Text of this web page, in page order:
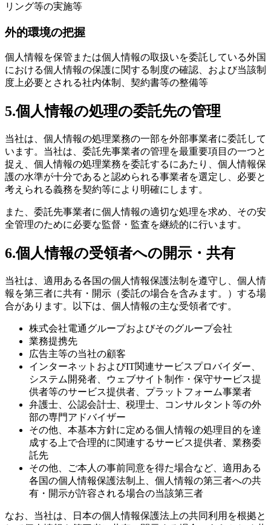
リング等の実施等
外的環境の把握
個人情報を保管または個人情報の取扱いを委託している外国
における個人情報の保護に関する制度の確認、および当該制
度上必要とされる社内体制、契約書等の整備等
5.個人情報の処理の委託先の管理
当社は、個人情報の処理業務の一部を外部事業者に委託して
います。当社は、委託先事業者の管理を最重要項目の一つと
捉え、個人情報の処理業務を委託するにあたり、個人情報保
護の水準が十分であると認められる事業者を選定し、必要と
考えられる義務を契約等により明確にします。
また、委託先事業者に個人情報の適切な処理を求め、その安
全管理のために必要な監督・監査を継続的に行います。
6.個人情報の受領者への開示・共有
当社は、適用ある各国の個人情報保護法制を遵守し、個人情
報を第三者に共有・開示（委託の場合を含みます。）する場
合があります。以下は、個人情報の主な受領者です。
株式会社電通グループおよびそのグループ会社
業務提携先
広告主等の当社の顧客
インターネットおよびIT関連サービスプロバイダー、
システム開発者、ウェブサイト制作・保守サービス提
供者等のサービス提供者、プラットフォーム事業者
弁護士、公認会計士、税理士、コンサルタント等の外
部の専門アドバイザー
その他、本基本方針に定める個人情報の処理目的を達
成する上で合理的に関連するサービス提供者、業務委
託先
その他、ご本人の事前同意を得た場合など、適用ある
各国の個人情報保護法制上、個人情報の第三者への共
有・開示が許容される場合の当該第三者
なお、当社は、日本の個人情報保護法上の共同利用を根拠と